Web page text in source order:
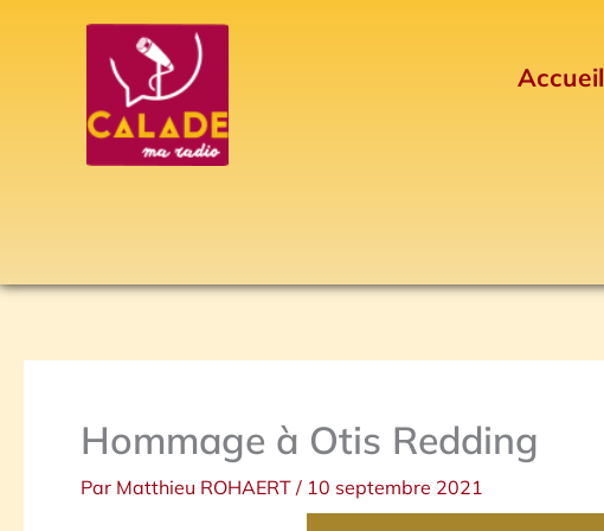
Accueil
Hommage à Otis Redding
Par Matthieu ROHAERT / 10 septembre 2021